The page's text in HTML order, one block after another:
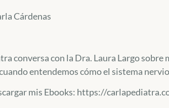
Cárdenas
conversa con la Dra. Laura Largo
entendemos cómo el sistema
mis Ebooks: https://